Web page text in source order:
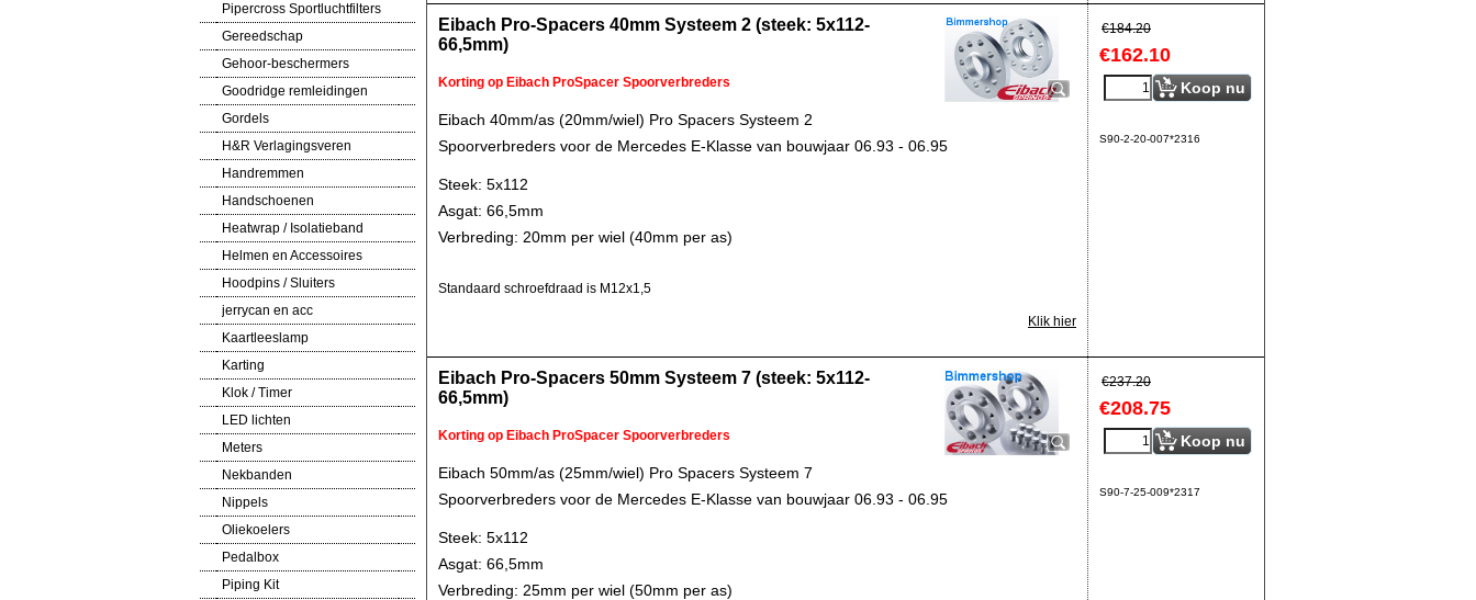
Pipercross Sportluchtfilters
Gereedschap
Gehoor-beschermers
Goodridge remleidingen
Gordels
H&R Verlagingsveren
Handremmen
Handschoenen
Heatwrap / Isolatieband
Helmen en Accessoires
Hoodpins / Sluiters
jerrycan en acc
Kaartleeslamp
Karting
Klok / Timer
LED lichten
Meters
Nekbanden
Nippels
Oliekoelers
Pedalbox
Piping Kit
€184.20
€162.10
Koop nu
S90-2-20-007*2316
Eibach Pro-Spacers 40mm Systeem 2 (steek: 5x112-
66,5mm)
Korting op Eibach ProSpacer Spoorverbreders
Eibach 40mm/as (20mm/wiel) Pro Spacers Systeem 2
Spoorverbreders voor de Mercedes E-Klasse van bouwjaar 06.93 - 06.95
Steek: 5x112
Asgat: 66,5mm
Verbreding: 20mm per wiel (40mm per as)
Standaard schroefdraad is M12x1,5
Klik hier
€237.20
€208.75
Koop nu
S90-7-25-009*2317
Eibach Pro-Spacers 50mm Systeem 7 (steek: 5x112-
66,5mm)
Korting op Eibach ProSpacer Spoorverbreders
Eibach 50mm/as (25mm/wiel) Pro Spacers Systeem 7
Spoorverbreders voor de Mercedes E-Klasse van bouwjaar 06.93 - 06.95
Steek: 5x112
Asgat: 66,5mm
Verbreding: 25mm per wiel (50mm per as)